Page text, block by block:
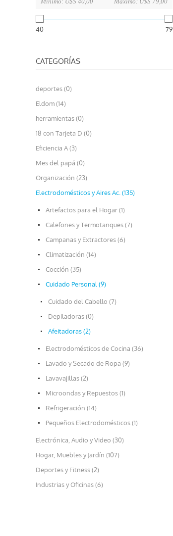
40 79
CATEGORÍAS
deportes (0)
Eldom (14)
herramientas (0)
18 con Tarjeta D (0)
Eficiencia A (3)
Mes del papá (0)
Organización (23)
Electrodomésticos y Aires Ac. (135)
Artefactos para el Hogar (1)
Calefones y Termotanques (7)
Campanas y Extractores (6)
Climatización (14)
Cocción (35)
Cuidado Personal (9)
Cuidado del Cabello (7)
Depiladoras (0)
Afeitadoras (2)
Electrodomésticos de Cocina (36)
Lavado y Secado de Ropa (9)
Lavavajillas (2)
Microondas y Repuestos (1)
Refrigeración (14)
Pequeños Electrodomésticos (1)
Electrónica, Audio y Video (30)
Hogar, Muebles y Jardín (107)
Deportes y Fitness (2)
Industrias y Oficinas (6)